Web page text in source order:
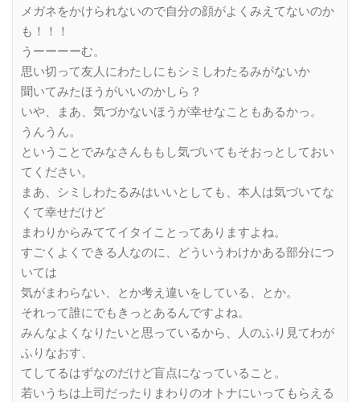
メガネをかけられないので自分の顔がよくみえてないのか
も！！！
うーーーーむ。
思い切って友人にわたしにもシミしわたるみがないか
聞いてみたほうがいいのかしら？
いや、まあ、気づかないほうが幸せなこともあるかっ。
うんうん。
ということでみなさんももし気づいてもそおっとしておい
てください。
まあ、シミしわたるみはいいとしても、本人は気づいてな
くて幸せだけど
まわりからみててイタイことってありますよね。
すごくよくできる人なのに、どういうわけかある部分につ
いては
気がまわらない、とか考え違いをしている、とか。
それって誰にでもきっとあるんですよね。
みんなよくなりたいと思っているから、人のふり見てわが
ふりなおす、
てしてるはずなのだけど盲点になっていること。
若いうちは上司だったりまわりのオトナにいってもらえる